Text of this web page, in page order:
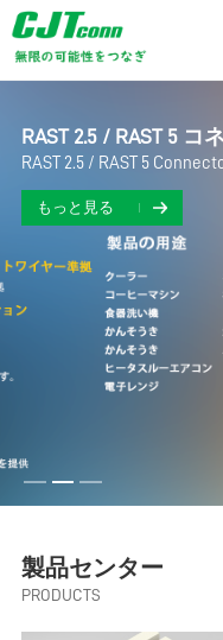
日本語
RAST 2.5 / RAST 5
RAST 2.5 / RAST 5
もっと見る
製品センター
PRODUCTS